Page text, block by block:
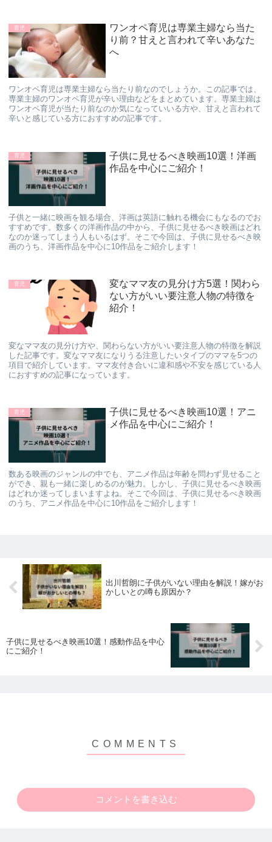
育児
ワンオペ育児は専業主婦なら当た
り前？甘えと言われて辛いあなた
へ
ワンオペ育児は専業主婦なら当たり前なのでしょうか。この記事では、
専業主婦のワンオペ育児が辛い理由などをまとめています。専業主婦は
ワンオペ育児が当たり前なのか気になっていいる方や、甘えと言われて
辛いと感じている方におすすめの記事です。
育児
子供に見せるべき映画10選！洋画
作品を中心にご紹介！
子供と一緒に映画を観る場合、洋画は英語に触れる機会にもなるのでお
すすめです。数多くの洋画作品の中から、子供に見せるべき映画はどれ
なのか迷ってしまう人もいるはず。そこで今回は、子供に見せるべき映
画のうち、洋画作品を中心に10作品をご紹介します！
育児
変なママ友の見分け方5選！関わら
ない方がいい要注意人物の特徴を
紹介！
変なママ友の見分け方や、関わらない方がいい要注意人物の特徴を解説
した記事です。変なママ友になりうる注意したいタイプのママを5つの
項目で紹介しています。ママ友付き合いに違和感や不安を感じている人
におすすめの記事になっています。
育児
子供に見せるべき映画10選！アニ
メ作品を中心にご紹介！
数ある映画のジャンルの中でも、アニメ作品は年齢を問わず見せること
ができ、親も一緒に楽しめるのが魅力。しかし、子供に見せるべき映画
はどれか迷ってしまいますよね。そこで今回は、子供に見せるべき映画
のうち、アニメ作品を中心に10作品をご紹介します！
出川哲朗に子供がいない理由を解説！嫁がお
かしいとの噂も原因か？
子供に見せるべき映画10選！感動作品を中心
にご紹介！
コメントを書き込む